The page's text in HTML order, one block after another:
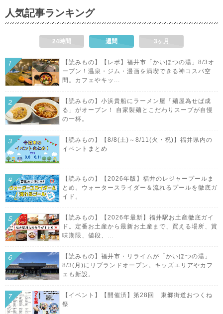
人気記事ランキング
24時間 週間 3ヶ月
【読みもの】【レポ】福井市「かいほつの湯」8/3オ
ープン！温泉・ジム・漫画を満喫できる神コスパ空
間。カフェやキッ...
【読みもの】小浜貴船にラーメン屋「麺屋為せば成
る」がオープン！ 自家製麺とこだわりスープが自慢
の一杯。
【読みもの】【8/8(土)～8/11(火・祝)】福井県内の
イベントまとめ
【読みもの】【2026年版】福井のレジャープールま
とめ。ウォータースライダー＆流れるプールを徹底ガ
イド。
【読みもの】【2026年最新】福井駅お土産徹底ガイ
ド。定番お土産から最新お土産まで、買える場所、賞
味期限、値段、...
【読みもの】福井市・リライムが「かいほつの湯」
8/3(月)にリブランドオープン。キッズエリアやカフ
ェも新設。
【イベント】【開催済】第28回 東郷街道おつくね
祭